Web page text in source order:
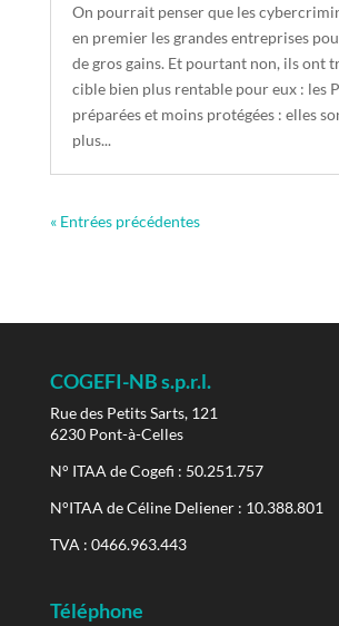
On pourrait penser que les
en premier les grandes entreprises
de gros gains. Et pourtant non, ils ont
cible bien plus rentable pour eux : les
préparées et moins protégées : elles
plus...
« Entrées précédentes
COGEFI-NB s.p.r.l.
Rue des Petits Sarts, 121
6230 Pont-à-Celles
N° ITAA de Cogefi : 50.251.757
N°ITAA de Céline Deliener : 10.388.801
TVA : 0466.963.443
Téléphone